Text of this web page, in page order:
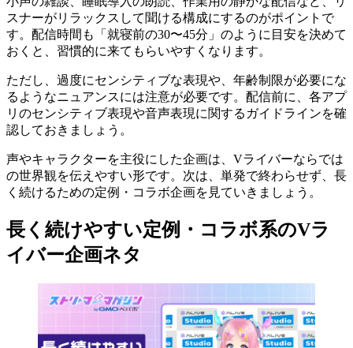
スナーがリラックスして聞ける構成にするのがポイントで
す。配信時間も「就寝前の30〜45分」のように目安を決めて
おくと、習慣的に来てもらいやすくなります。
ただし、過度にセンシティブな表現や、年齢制限が必要にな
るようなニュアンスには注意が必要です。配信前に、各アプ
リのセンシティブ表現や音声表現に関するガイドラインを確
認しておきましょう。
声やキャラクターを主役にした企画は、Vライバーならでは
の世界観を伝えやすい形です。次は、単発で終わらせず、長
く続けるための定例・コラボ企画を見ていきましょう。
長く続けやすい定例・コラボ系のVラ
イバー企画ネタ